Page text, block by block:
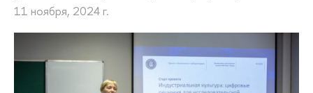
11 ноября, 2024 г.